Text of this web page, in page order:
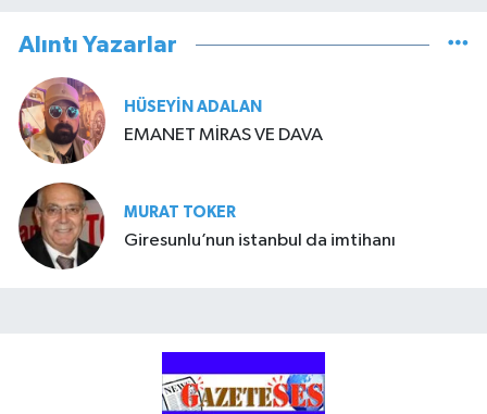
Alıntı Yazarlar
HÜSEYIN ADALAN
EMANET MİRAS VE DAVA
MURAT TOKER
Giresunlu’nun istanbul da imtihanı